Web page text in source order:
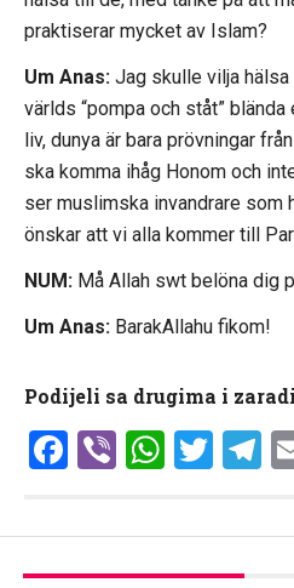
praktiserar mycket av Islam?
Um Anas:Jag skulle vilja hälsa
världs “pompa och ståt”
liv, dunya är bara prövningar
ska komma ihåg Honom och
ser muslimska invandrare som
önskar att vi alla kommer till
NUM:Må Allah swt belöna dig
Um Anas:BarakAllahu fikom!
Podijeli sa drugima i
Facebook
Viber